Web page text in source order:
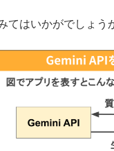
はいかがでしょう